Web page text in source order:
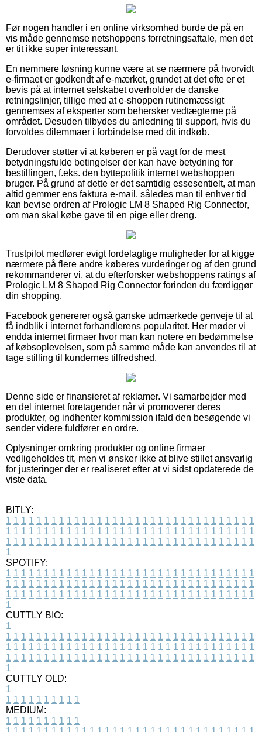
Før nogen handler i en online virksomhed burde de på en
vis måde gennemse netshoppens forretningsaftale, men det
er tit ikke super interessant.
En nemmere løsning kunne være at se nærmere på hvorvidt
e-firmaet er godkendt af e-mærket, grundet at det ofte er et
bevis på at internet selskabet overholder de danske
retningslinjer, tillige med at e-shoppen rutinemæssigt
gennemses af eksperter som behersker vedtægterne på
området. Desuden tilbydes du anledning til support, hvis du
forvoldes dilemmaer i forbindelse med dit indkøb.
Derudover støtter vi at køberen er på vagt for de mest
betydningsfulde betingelser der kan have betydning for
bestillingen, f.eks. den byttepolitik internet webshoppen
bruger. På grund af dette er det samtidig essesentielt, at man
altid gemmer ens faktura e-mail, således man til enhver tid
kan bevise ordren af Prologic LM 8 Shaped Rig Connector,
om man skal købe gave til en pige eller dreng.
Trustpilot medfører evigt fordelagtige muligheder for at kigge
nærmere på flere andre køberes vurderinger og af den grund
rekommanderer vi, at du efterforsker webshoppens ratings af
Prologic LM 8 Shaped Rig Connector forinden du færdiggør
din shopping.
Facebook genererer også ganske udmærkede genveje til at
få indblik i internet forhandlerens popularitet. Her møder vi
endda internet firmaer hvor man kan notere en bedømmelse
af købsoplevelsen, som på samme måde kan anvendes til at
tage stilling til kundernes tilfredshed.
Denne side er finansieret af reklamer. Vi samarbejder med
en del internet foretagender når vi promoverer deres
produkter, og indhenter kommission ifald den besøgende vi
sender videre fuldfører en ordre.
Oplysninger omkring produkter og online firmaer
vedligeholdes tit, men vi ønsker ikke at blive stillet ansvarlig
for justeringer der er realiseret efter at vi sidst opdaterede de
viste data.
BITLY:
1 1 1 1 1 1 1 1 1 1 1 1 1 1 1 1 1 1 1 1 1 1 1 1 1 1 1 1 1 1 1 1 1
1 1 1 1 1 1 1 1 1 1 1 1 1 1 1 1 1 1 1 1 1 1 1 1 1 1 1 1 1 1 1 1 1
1 1 1 1 1 1 1 1 1 1 1 1 1 1 1 1 1 1 1 1 1 1 1 1 1 1 1 1 1 1 1 1 1
1
SPOTIFY:
1 1 1 1 1 1 1 1 1 1 1 1 1 1 1 1 1 1 1 1 1 1 1 1 1 1 1 1 1 1 1 1 1
1 1 1 1 1 1 1 1 1 1 1 1 1 1 1 1 1 1 1 1 1 1 1 1 1 1 1 1 1 1 1 1 1
1 1 1 1 1 1 1 1 1 1 1 1 1 1 1 1 1 1 1 1 1 1 1 1 1 1 1 1 1 1 1 1 1
1
CUTTLY BIO:
1
1 1 1 1 1 1 1 1 1 1 1 1 1 1 1 1 1 1 1 1 1 1 1 1 1 1 1 1 1 1 1 1 1
1 1 1 1 1 1 1 1 1 1 1 1 1 1 1 1 1 1 1 1 1 1 1 1 1 1 1 1 1 1 1 1 1
1 1 1 1 1 1 1 1 1 1 1 1 1 1 1 1 1 1 1 1 1 1 1 1 1 1 1 1 1 1 1 1 1
1
CUTTLY OLD:
1
1 1 1 1 1 1 1 1 1 1
MEDIUM:
1 1 1 1 1 1 1 1 1 1